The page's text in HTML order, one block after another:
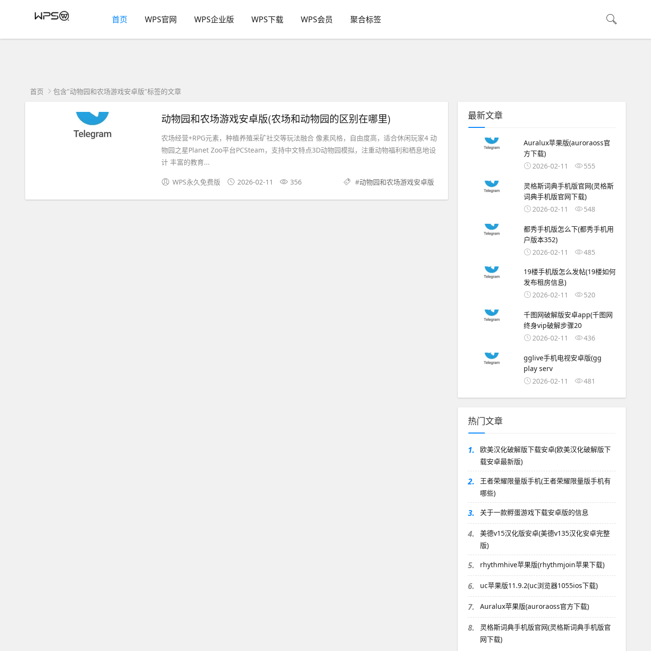
首页 WPS官网 WPS企业版 WPS下载 WPS会员 聚合标签
首页 包含"动物园和农场游戏安卓版"标签的文章
动物园和农场游戏安卓版(农场和动物园的区别在哪里)
农场经营+RPG元素，种植养殖采矿社交等玩法融合 像素风格，自由度高，适合休闲玩家4 动
物园之星Planet Zoo平台PCSteam，支持中文特点3D动物园模拟，注重动物福利和栖息地设
计 丰富的教育...
WPS永久免费版 2026-02-11 356 #动物园和农场游戏安卓版
最新文章
Auralux苹果版(auroraoss官
方下载)
2026-02-11
555
灵格斯词典手机版官网(灵格斯
词典手机版官网下载)
2026-02-11
548
都秀手机版怎么下(都秀手机用
户版本352)
2026-02-11
485
19楼手机版怎么发帖(19楼如何
发布租房信息)
2026-02-11
520
千图网破解版安卓app(千图网
终身vip破解步骤20
2026-02-11
436
gglive手机电视安卓版(gg
play serv
2026-02-11
481
热门文章
1.
欧美汉化破解版下载安卓(欧美汉化破解版下
载安卓最新版)
2.
王者荣耀限量版手机(王者荣耀限量版手机有
哪些)
3. 关于一款孵蛋游戏下载安卓版的信息
4.
美德v15汉化版安卓(美德v135汉化安卓完整
版)
5. rhythmhive苹果版(rhythmjoin苹果下载)
6. uc苹果版11.9.2(uc浏览器1055ios下载)
7. Auralux苹果版(auroraoss官方下载)
8.
灵格斯词典手机版官网(灵格斯词典手机版官
网下载)